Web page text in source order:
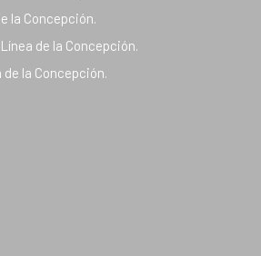
la Concepción.
de la Concepción.
la Concepción.